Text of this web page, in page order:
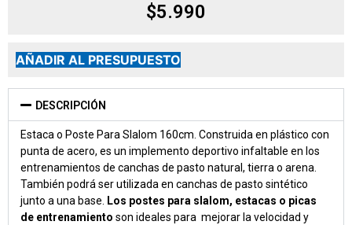
$5.990
AÑADIR AL PRESUPUESTO
DESCRIPCIÓN
Estaca o Poste Para Slalom 160cm. Construida en plástico con
punta de acero, es un implemento deportivo infaltable en los
entrenamientos de canchas de pasto natural, tierra o arena.
También podrá ser utilizada en canchas de pasto sintético
junto a una base. Los postes para slalom, estacas o picas
de entrenamiento son ideales para mejorar la velocidad y